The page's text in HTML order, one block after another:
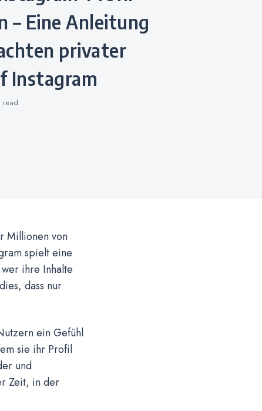
– Eine Anleitung
privater
Instagram
read
Millionen von
spielt eine
ihre Inhalte
dass nur
ein Gefühl
sie ihr Profil
und
Zeit, in der